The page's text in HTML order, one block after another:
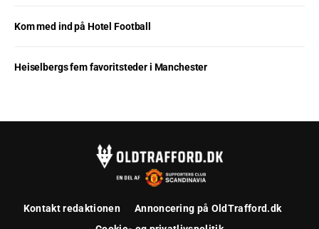
Kom med ind på Hotel Football
Heiselbergs fem favoritsteder i Manchester
Kontakt redaktionen
Annoncering på OldTrafford.dk